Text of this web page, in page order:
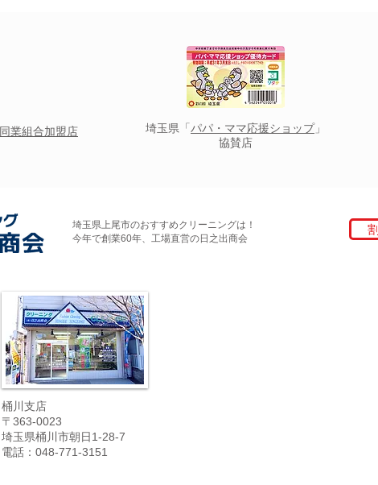
同業組合加盟店 埼玉県「 パパ・ママ応援ショップ」
協賛店
埼玉県上尾市のおすすめクリーニングは！
今年で創業60年、工場直営の日之出商会
桶川支店
〒363-0023
埼玉県桶川市朝日1-28-7
電話：048-771-3151